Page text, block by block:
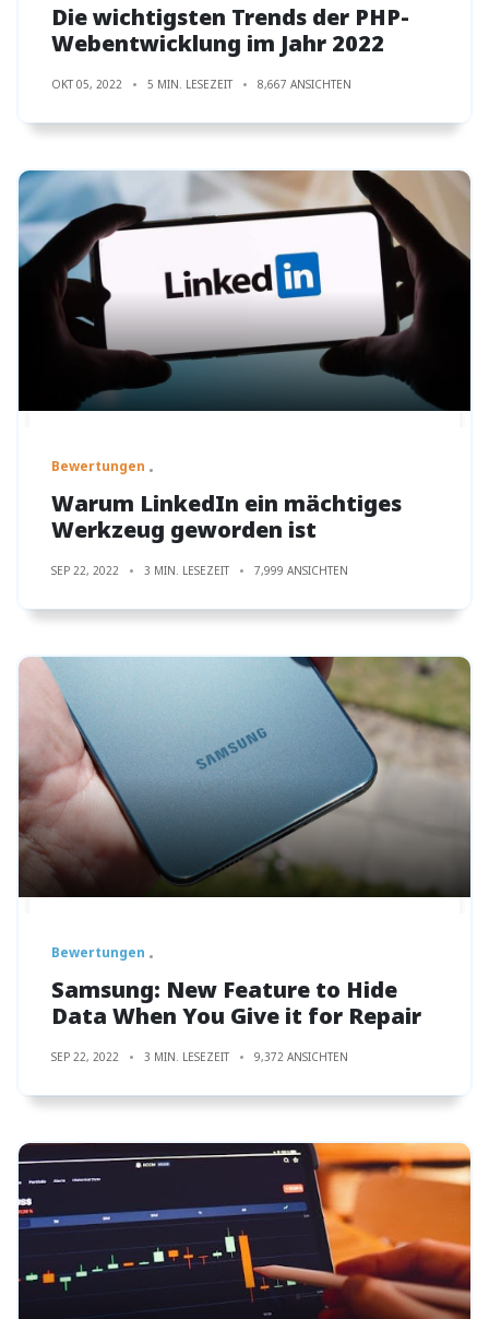
Die wichtigsten Trends der PHP-
Webentwicklung im Jahr 2022
OKT 05, 2022 5 MIN. LESEZEIT 8,667 ANSICHTEN
Bewertungen
Warum LinkedIn ein mächtiges
Werkzeug geworden ist
SEP 22, 2022 3 MIN. LESEZEIT 7,999 ANSICHTEN
Bewertungen
Samsung: New Feature to Hide
Data When You Give it for Repair
SEP 22, 2022 3 MIN. LESEZEIT 9,372 ANSICHTEN